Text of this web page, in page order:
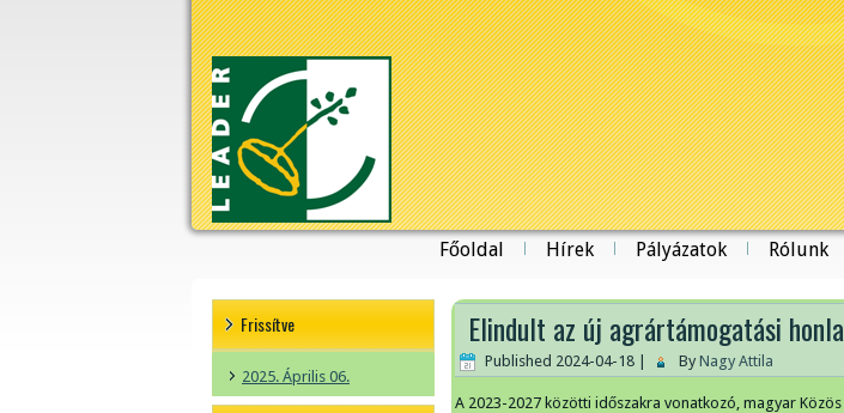
Főoldal Hírek Pályázatok Rólunk
Frissítve
2025. Április 06.
Elindult az új agrártámogatási
Published 2024-04-18 By Nagy Attila
A 2023-2027 közötti időszakra vonatkozó, magyar